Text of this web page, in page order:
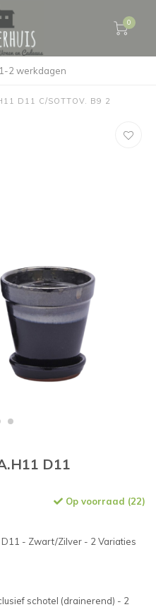
0
2 werkdagen
D11 C/SOTTOV. B9 2
D11
Op voorraad (22)
- Zwart/Zilver - 2 Variaties
schotel (drainerend) - 2